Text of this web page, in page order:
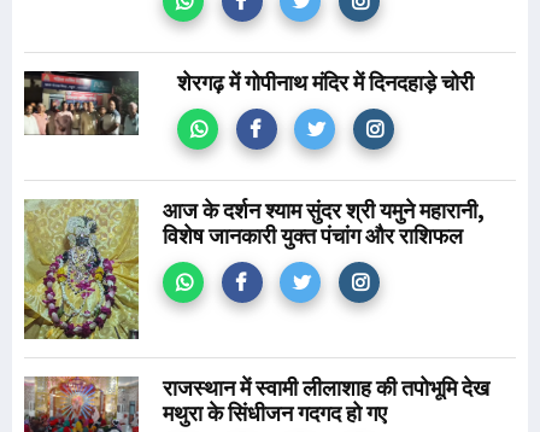
शेरगढ़ में गोपीनाथ मंदिर में दिनदहाड़े चोरी
आज के दर्शन श्याम सुंदर श्री यमुने महारानी,
विशेष जानकारी युक्त पंचांग और राशिफल
राजस्थान में स्वामी लीलाशाह की तपोभूमि देख
मथुरा के सिंधीजन गदगद हो गए